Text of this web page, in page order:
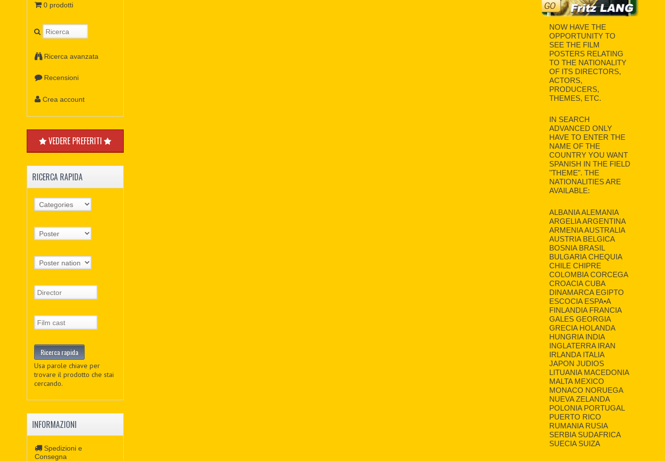
0 prodotti
Ricerca avanzata
Recensioni
Crea account
VEDERE PREFERITI
RICERCA RAPIDA
Usa parole chiave per
trovare il prodotto che stai
cercando.
INFORMAZIONI
Spedizioni e
Consegna
NOW HAVE THE
OPPORTUNITY TO
SEE THE FILM
POSTERS RELATING
TO THE NATIONALITY
OF ITS DIRECTORS,
ACTORS,
PRODUCERS,
THEMES, ETC.
IN SEARCH
ADVANCED ONLY
HAVE TO ENTER THE
NAME OF THE
COUNTRY YOU WANT
SPANISH IN THE FIELD
"THEME". THE
NATIONALITIES ARE
AVAILABLE:
ALBANIA ALEMANIA
ARGELIA ARGENTINA
ARMENIA AUSTRALIA
AUSTRIA BELGICA
BOSNIA BRASIL
BULGARIA CHEQUIA
CHILE CHIPRE
COLOMBIA CORCEGA
CROACIA CUBA
DINAMARCA EGIPTO
ESCOCIA ESPA•A
FINLANDIA FRANCIA
GALES GEORGIA
GRECIA HOLANDA
HUNGRIA INDIA
INGLATERRA IRAN
IRLANDA ITALIA
JAPON JUDIOS
LITUANIA MACEDONIA
MALTA MEXICO
MONACO NORUEGA
NUEVA ZELANDA
POLONIA PORTUGAL
PUERTO RICO
RUMANIA RUSIA
SERBIA SUDAFRICA
SUECIA SUIZA